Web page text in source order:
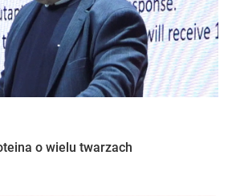
o wielu twarzach